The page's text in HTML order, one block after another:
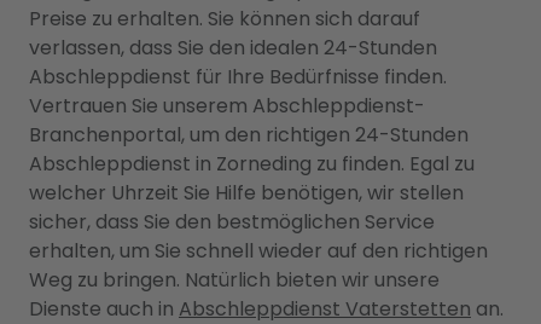
Preise zu erhalten. Sie können sich darauf
verlassen, dass Sie den idealen 24-Stunden
Abschleppdienst für Ihre Bedürfnisse finden.
Vertrauen Sie unserem Abschleppdienst-
Branchenportal, um den richtigen 24-Stunden
Abschleppdienst in Zorneding zu finden. Egal zu
welcher Uhrzeit Sie Hilfe benötigen, wir stellen
sicher, dass Sie den bestmöglichen Service
erhalten, um Sie schnell wieder auf den richtigen
Weg zu bringen. Natürlich bieten wir unsere
Dienste auch in Abschleppdienst Vaterstetten an.